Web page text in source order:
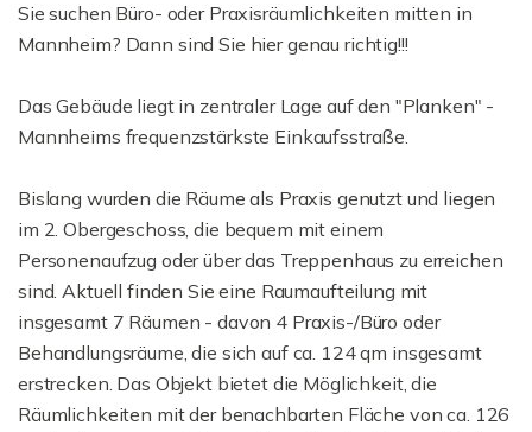
Sie suchen Büro- oder Praxisräumlichkeiten mitten in
Mannheim? Dann sind Sie hier genau richtig!!!
Das Gebäude liegt in zentraler Lage auf den "Planken" -
Mannheims frequenzstärkste Einkaufsstraße.
Bislang wurden die Räume als Praxis genutzt und liegen
im 2. Obergeschoss, die bequem mit einem
Personenaufzug oder über das Treppenhaus zu erreichen
sind. Aktuell finden Sie eine Raumaufteilung mit
insgesamt 7 Räumen - davon 4 Praxis-/Büro oder
Behandlungsräume, die sich auf ca. 124 qm insgesamt
erstrecken. Das Objekt bietet die Möglichkeit, die
Räumlichkeiten mit der benachbarten Fläche von ca. 126